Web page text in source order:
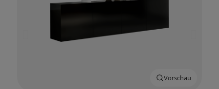
Vorschau